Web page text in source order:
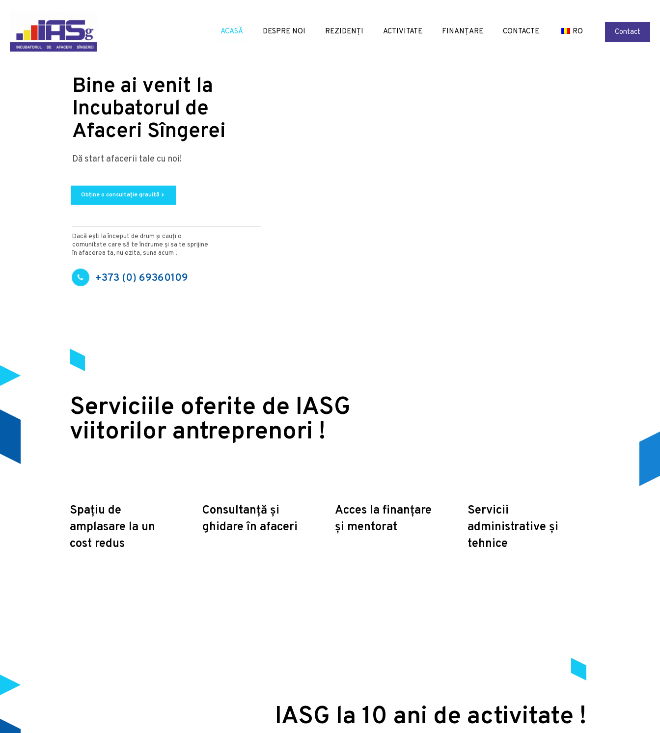
ACASĂ DESPRE NOI REZIDENȚI ACTIVITATE FINANȚARE CONTACTE RO Contact
Dacă ești la început de drum și cauți o
comunitate care să te îndrume și sa te sprijine
în afacerea ta, nu ezita, suna acum !
Bine ai venit la
Incubatorul de
Afaceri Sîngerei
Dă start afacerii tale cu noi!
+373 (0) 69360109
Obține o consultație grauită chevron_right
Serviciile oferite de IASG
viitorilor antreprenori !
Spațiu de
amplasare la un
cost redus
Consultanță și
ghidare în afaceri
Acces la finanțare
și mentorat
Servicii
administrative și
tehnice
IASG la 10 ani de activitate !